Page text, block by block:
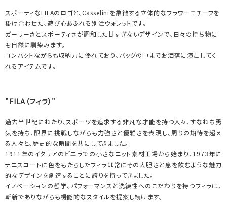
スポーティなFILAのロゴと、Casseliniを象徴する立体的なフラワーモチーフを
掛け合わせた、遊び心あふれる別注ウォレットです。
ガーリーさとスポーティさが調和した甘すぎないデザインで、日々の持ち物に
も自然に馴染みます。
コンパクトながらも収納力に優れており、バッグの中までお洒落に演出してく
れるアイテムです。
"FILA（フィラ）"
過去半世紀にわたり、スポーツを追求する非凡な才能を持つ人々、すなわち勇
気を持ち、限界に挑戦しながらも力強さと優雅さを表現し、周りの期待を超え
る人々と、歴史的な瞬間を共にしてきました。
1911年のイタリアのビエラでの小さなニット素材工場から始まり、1973年に
テニスコートに色をもたらしたフィラは常にその大胆さと息を飲むような魅力
的なデザインを創造することに誇りを持ってきました。
イノベーションの哲学、パフォーマンスと洗練性へのこだわりを持つフィラは、
斬新でありながらも機能的なスタイルを提案し続けます。